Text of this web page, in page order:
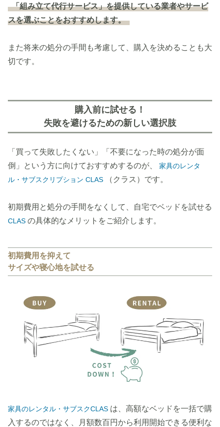
「組み立て代行サービス」を提供している業者やサービ
スを選ぶことをおすすめします。
また将来の処分の手間も考慮して、購入を決めることも大
切です。
購入前に試せる！
失敗を避けるための新しい選択肢
「買って失敗したくない」「不要になった時の処分が面
倒」という方に向けておすすめするのが、 家具のレンタ
ル・サブスクリプション CLAS
（クラス）です。
初期費用と処分の手間をなくして、自宅でベッドを試せる
CLAS の具体的なメリットをご紹介します。
初期費用を抑えて
サイズや寝心地を試せる
家具のレンタル・サブスクCLAS は、高額なベッドを一括で購
入するのではなく、月額数百円から利用開始できる便利な